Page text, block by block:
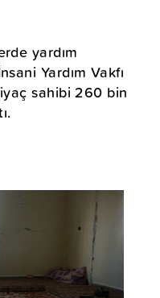
yardım
Yardım Vakfı
sahibi 260 bin